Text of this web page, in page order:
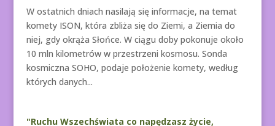
W ostatnich dniach nasilają się informacje, na temat
komety ISON, która zbliża się do Ziemi, a Ziemia do
niej, gdy okrąża Słońce. W ciągu doby pokonuje około
10 mln kilometrów w przestrzeni kosmosu. Sonda
kosmiczna SOHO, podaje położenie komety, według
których danych...
"Ruchu Wszechświata co napędzasz życie,